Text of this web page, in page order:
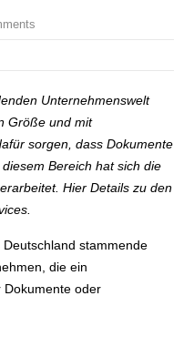
Unternehmenswelt
Größe und mit
sorgen, dass Dokumente
Bereich hat sich die
Hier Details zu den
stammende
die ein
Dokumente oder